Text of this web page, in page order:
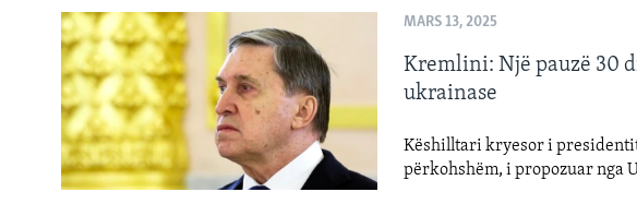
MARS 13, 2025
Kremlini: Një pauzë 30
ukrainase
Këshilltari kryesor i
përkohshëm, i propozuar nga